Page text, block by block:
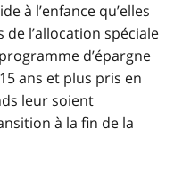
à l’enfance qu’elles
l’allocation spéciale
d’épargne
ans et plus pris en
leur soient
à la fin de la